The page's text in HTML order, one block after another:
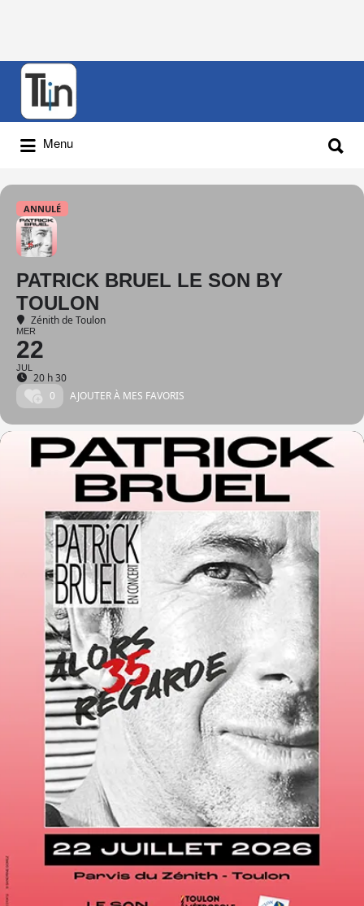
Rechercher
Menu
ANNULÉ
PATRICK BRUEL LE SON BY
TOULON
Zénith de Toulon
MER
22
JUL
20 h 30
0
AJOUTER À MES FAVORIS